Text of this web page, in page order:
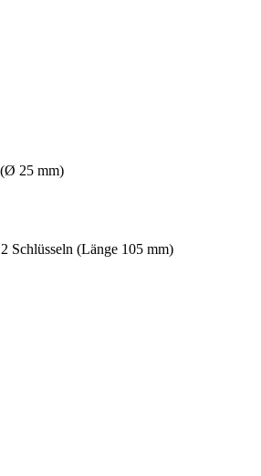
(Ø 25 mm)
Schlüsseln (Länge 105 mm)